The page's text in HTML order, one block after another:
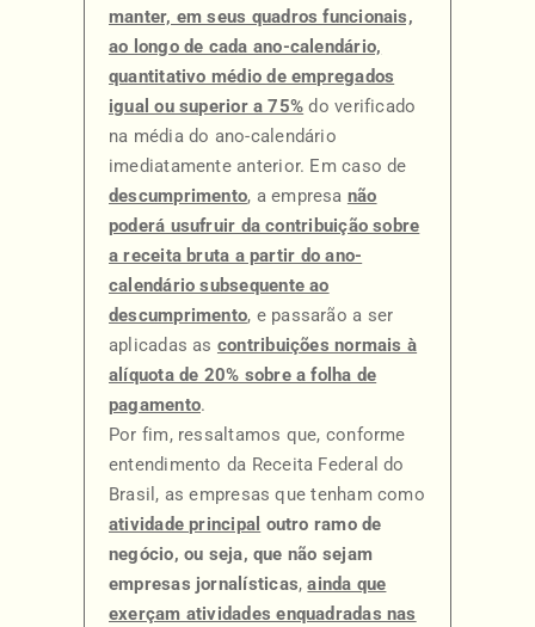
manter, em seus quadros funcionais,
ao longo de cada ano-calendário,
quantitativo médio de empregados
igual ou superior a 75% do verificado
na média do ano-calendário
imediatamente anterior. Em caso de
descumprimento, a empresa não
poderá usufruir da contribuição sobre
a receita bruta a partir do ano-
calendário subsequente ao
descumprimento, e passarão a ser
aplicadas as contribuições normais à
alíquota de 20% sobre a folha de
pagamento.
Por fim, ressaltamos que, conforme
entendimento da Receita Federal do
Brasil, as empresas que tenham como
atividade principal outro ramo de
negócio, ou seja, que não sejam
empresas jornalísticas,ainda que
exerçam atividades enquadradas nas